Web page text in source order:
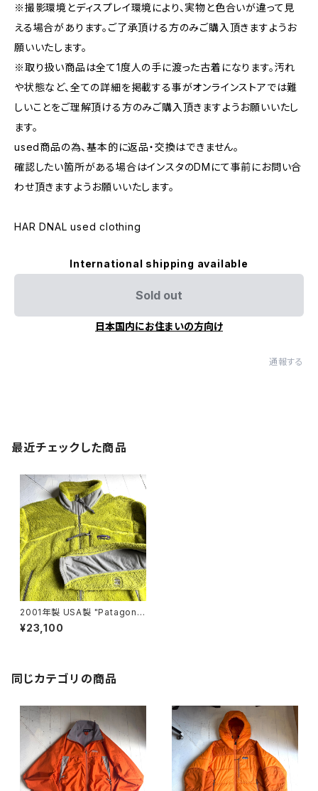
※撮影環境とディスプレイ環境により、実物と色合いが違って見
える場合があります。ご了承頂ける方のみご購入頂きますようお
願いいたします。
※取り扱い商品は全て1度人の手に渡った古着になります。汚れ
や状態など、全ての詳細を掲載する事がオンラインストアでは難
しいことをご理解頂ける方のみご購入頂きますようお願いいたし
ます。
used商品の為、基本的に返品・交換はできません。
確認したい箇所がある場合はインスタのDMにて事前にお問い合
わせ頂きますようお願いいたします。
HAR DNAL used clothing
International shipping available
Sold out
日本国内にお住まいの方向け
通報する
最近チェックした商品
2001年製 USA製 "Patagoni
a" R2 jacket
¥23,100
同じカテゴリの商品